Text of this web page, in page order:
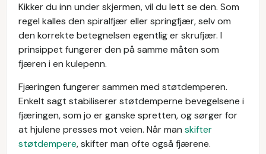
Kikker du inn under skjermen, vil du lett se den. Som
regel kalles den spiralfjær eller springfjær, selv om
den korrekte betegnelsen egentlig er skrufjær. I
prinsippet fungerer den på samme måten som
fjæren i en kulepenn.
Fjæringen fungerer sammen med støtdemperen.
Enkelt sagt stabiliserer støtdemperne bevegelsene i
fjæringen, som jo er ganske spretten, og sørger for
at hjulene presses mot veien. Når man skifter
støtdempere, skifter man ofte også fjærene.